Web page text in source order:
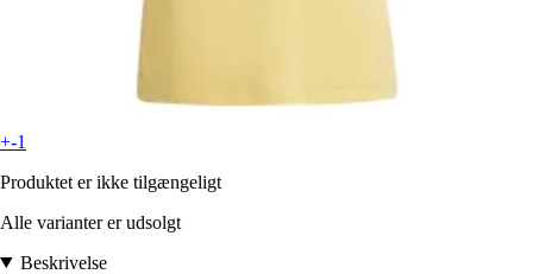
+-1
Produktet er ikke tilgængeligt
Alle varianter er udsolgt
Beskrivelse